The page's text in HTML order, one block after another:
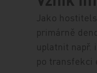
Jako
primárně
uplatnit např.
po transfekci